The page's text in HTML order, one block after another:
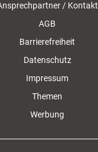
/ Kontakt
AGB
Barrierefreiheit
Datenschutz
Impressum
Themen
Werbung